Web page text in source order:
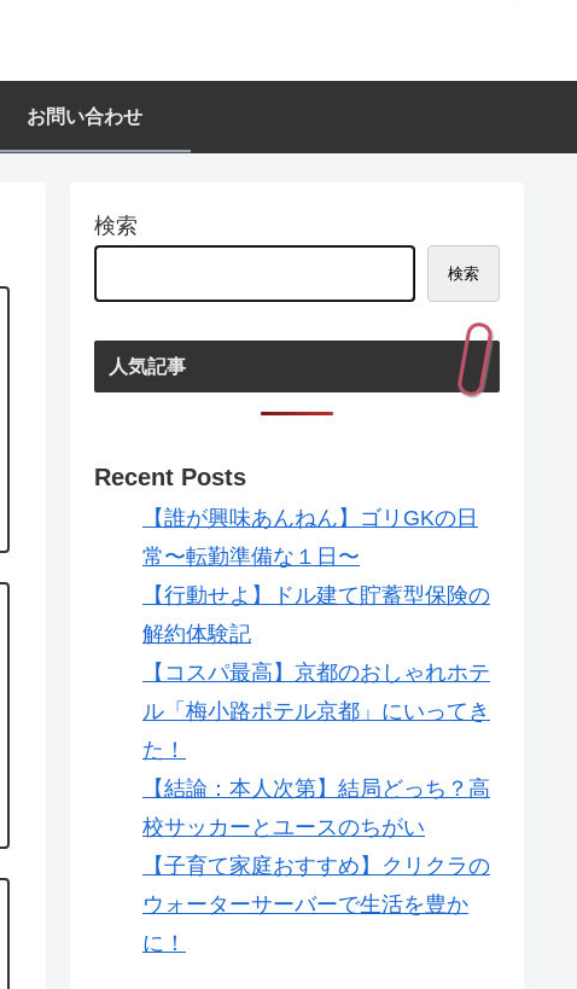
お問い合わせ
検索
検索
人気記事
Recent Posts
【誰が興味あんねん】ゴリGKの日
常〜転勤準備な１日〜
【行動せよ】ドル建て貯蓄型保険の
解約体験記
【コスパ最高】京都のおしゃれホテ
ル「梅小路ポテル京都」にいってき
た！
【結論：本人次第】結局どっち？高
校サッカーとユースのちがい
【子育て家庭おすすめ】クリクラの
ウォーターサーバーで生活を豊か
に！